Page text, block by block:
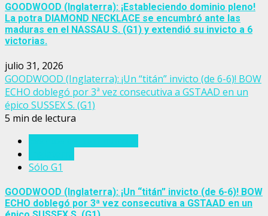
GOODWOOD (Inglaterra): ¡Estableciendo dominio pleno!
La potra DIAMOND NECKLACE se encumbró ante las
maduras en el NASSAU S. (G1) y extendió su invicto a 6
victorias.
julio 31, 2026
GOODWOOD (Inglaterra): ¡Un “titán” invicto (de 6-6)! BOW
ECHO doblegó por 3ª vez consecutiva a GSTAAD en un
épico SUSSEX S. (G1)
5 min de lectura
Sólo G1
GOODWOOD (Inglaterra): ¡Un “titán” invicto (de 6-6)! BOW
ECHO doblegó por 3ª vez consecutiva a GSTAAD en un